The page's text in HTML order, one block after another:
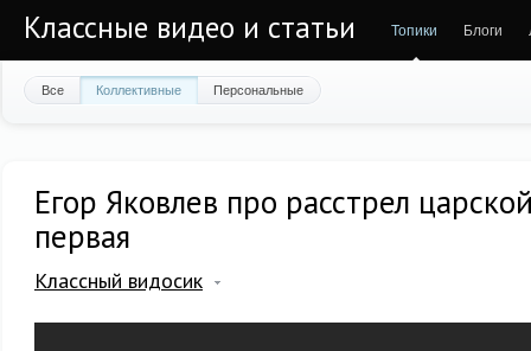
Классные видео и статьи Топики Блоги
Все Коллективные Персональные
Егор Яковлев про расстрел
первая
Классный видосик